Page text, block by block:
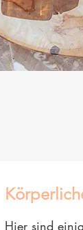
Hier sind